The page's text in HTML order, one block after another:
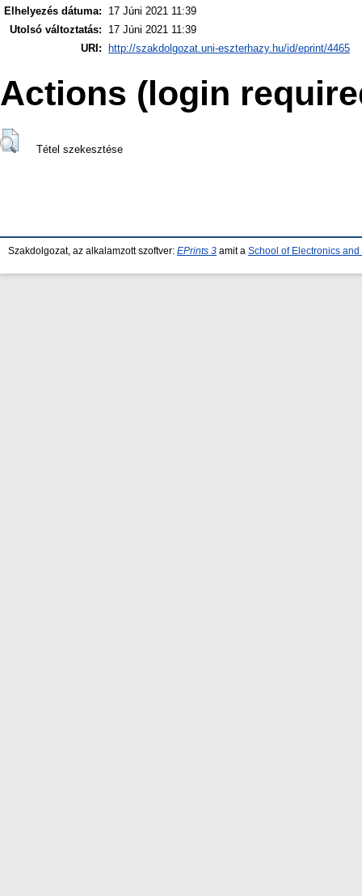
Elhelyezés dátuma:
17 Júni 2021 11:39
Utolsó változtatás:
17 Júni 2021 11:39
URI:
http://szakdolgozat.uni-eszterhazy.hu/id/eprint/4465
Actions (login
Tétel szekesztése
Szakdolgozat, az alkalamzott szoftver: EPrints 3 amit a School of Electronics